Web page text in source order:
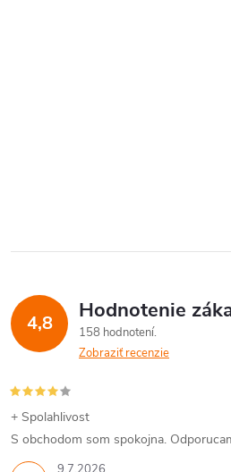
4,8 Hodnotenie
158 hodnotení
Zobraziť recenzie
+ Spolahlivost
S obchodom som spokojna.